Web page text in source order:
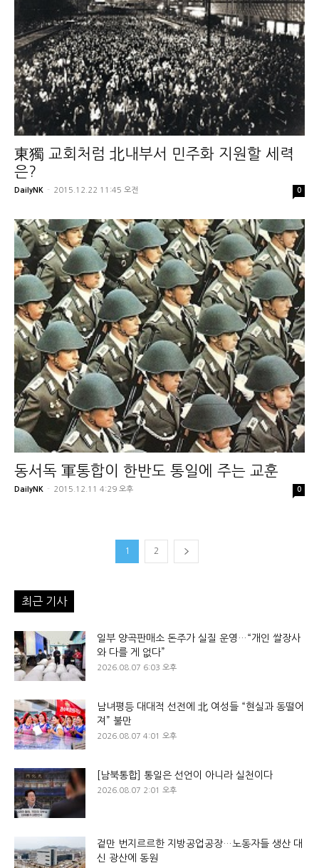
東獨 교회처럼 北내부서 민주화 지원할 세력
은?
DailyNK - 2015.12.22 11:45 오전 0
동서독 軍통합이 한반도 통일에 주는 교훈
DailyNK - 2015.12.11 4:29 오후 0
1 2
최근 기사
일부 양곡판매소 돈주가 실질 운영…“개인 쌀장사
와 다를 게 없다”
2026.08.07 6:03 오후
남녀평등 대대적 선전에 北 여성들 “현실과 동떨어
져” 불만
2026.08.07 4:01 오후
[남북통합] 통일은 선언이 아니라 실천이다
2026.08.07 2:01 오후
겉만 번지르르한 지방공업공장…노동자들 생산 대
신 광산에 동원